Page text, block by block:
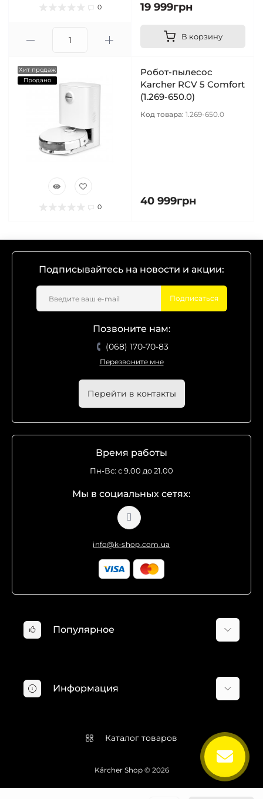
0 19 999грн
В корзину
Хит продаж
Продано
0
Робот-пылесос
Karcher RCV 5 Comfort
(1.269-650.0)
Код товара: 1.269-650.0
40 999грн
Подписывайтесь на новости и акции:
Подписаться
Позвоните нам:
(068) 170-70-83
Перезвоните мне
Перейти в контакты
Время работы
Пн-Вс: с 9.00 до 21.00
Мы в социальных сетях:
info@k-shop.com.ua
Популярное
Пылесосы Karcher
Хозяйственные пылесосы Karcher
Оконные пылесосы Karcher
Информация
Доставка и оплата
Пользовательское соглашение
Блог
Каталог товаров
Kärcher Shop © 2026